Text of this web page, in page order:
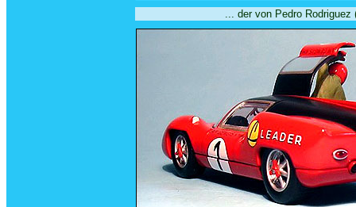
... der von Pedro